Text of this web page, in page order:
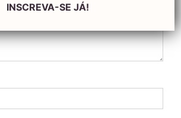
INSCREVA-SE JÁ!